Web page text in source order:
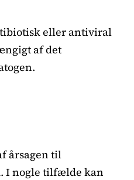
eller antiviral
af det
årsagen til
I nogle tilfælde kan